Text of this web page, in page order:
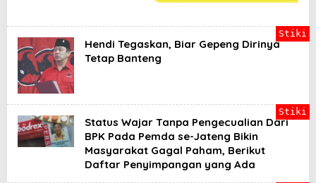
Y
a
n
g
r
h
a
Hendi Tegaskan, Biar Gepeng Dirinya
Tetap Banteng
Stiki
Status Wajar Tanpa Pengecualian Dari
BPK Pada Pemda se-Jateng Bikin
Masyarakat Gagal Paham, Berikut
Daftar Penyimpangan yang Ada
Stiki